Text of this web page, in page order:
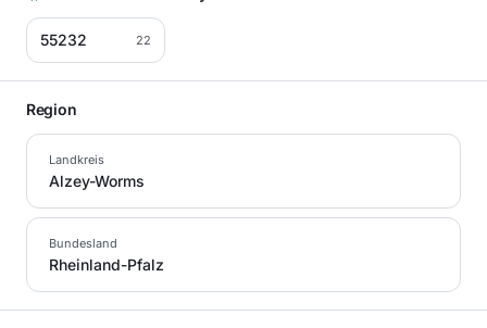
55232 22
Region
Landkreis
Alzey-Worms
Bundesland
Rheinland-Pfalz